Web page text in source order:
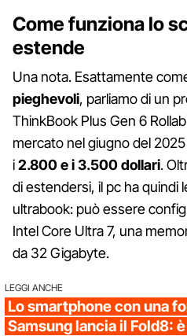
Come funziona lo
estende
Una nota. Esattamente
pieghevoli, parliamo di un
ThinkBook Plus Gen 6
mercato nel giugno del
i2.800 e i 3.500 dollari.
di estendersi, il pc ha quindi
ultrabook: può essere
Intel Core Ultra 7, una
da 32 Gigabyte.
LEGGI ANCHE
Lo smartphone con una
Samsung lancia il Fold8: